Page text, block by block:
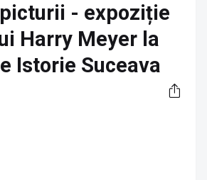
- expoziție
Harry Meyer la
Istorie Suceava